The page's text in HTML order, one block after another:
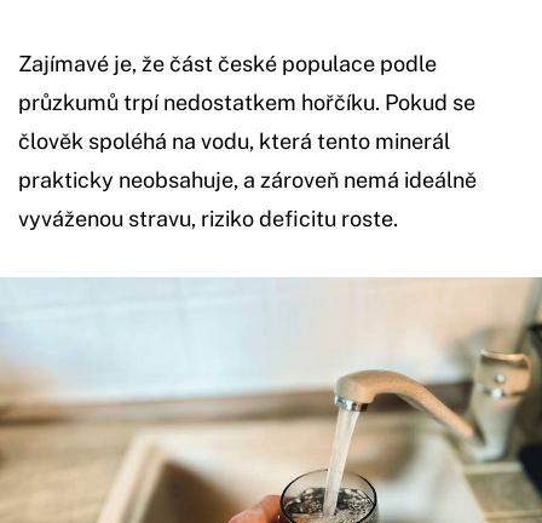
Zajímavé je, že část české populace podle
průzkumů trpí nedostatkem hořčíku. Pokud se
člověk spoléhá na vodu, která tento minerál
prakticky neobsahuje, a zároveň nemá ideálně
vyváženou stravu, riziko deficitu roste.